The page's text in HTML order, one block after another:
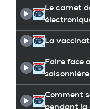
Le carnet
La
Faire face
Comment
pendant la